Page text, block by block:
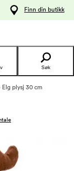
Finn din butikk
Søk
Elg plysj 30 cm